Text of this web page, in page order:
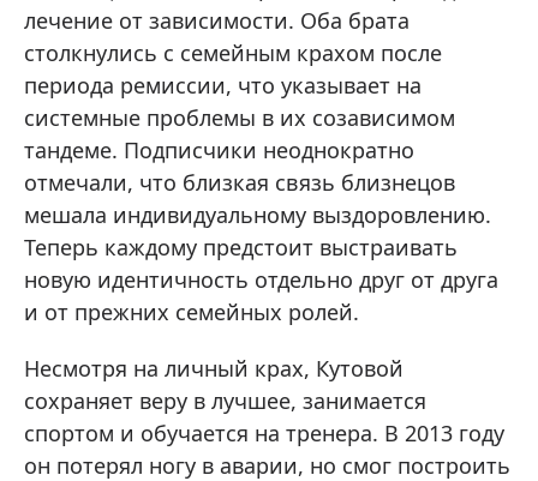
лечение от зависимости. Оба брата
столкнулись с семейным крахом после
периода ремиссии, что указывает на
системные проблемы в их созависимом
тандеме. Подписчики неоднократно
отмечали, что близкая связь близнецов
мешала индивидуальному выздоровлению.
Теперь каждому предстоит выстраивать
новую идентичность отдельно друг от друга
и от прежних семейных ролей.
Несмотря на личный крах, Кутовой
сохраняет веру в лучшее, занимается
спортом и обучается на тренера. В 2013 году
он потерял ногу в аварии, но смог построить